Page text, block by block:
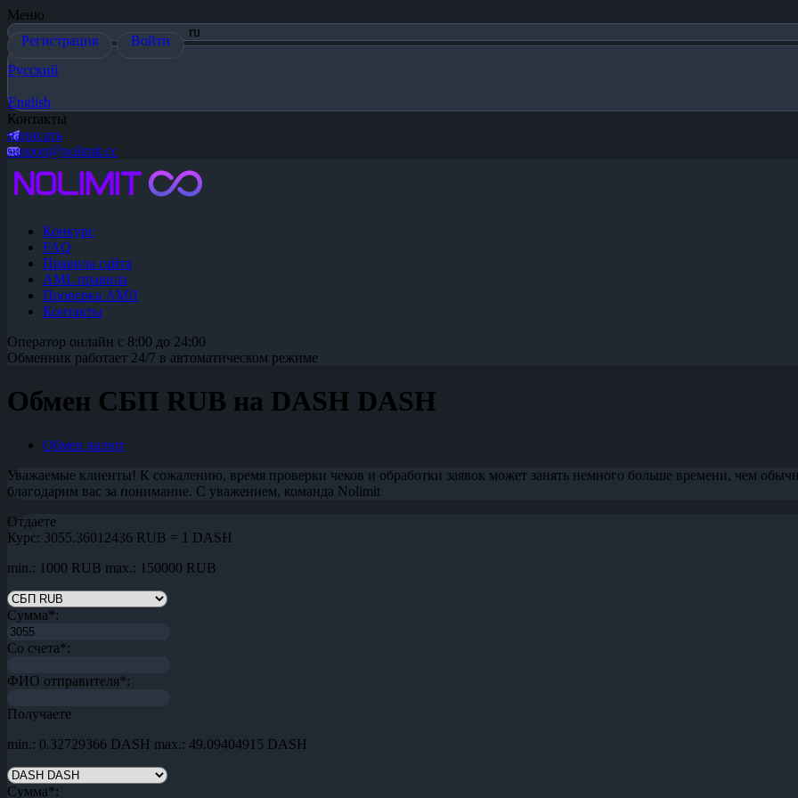
Меню
Регистрация
Войти
ru
Русский
English
Контакты
написать
support@nolimit.cc
Конкурс
FAQ
Правила сайта
AML правила
Проверка АМЛ
Контакты
Оператор онлайн с 8:00 до 24:00
Обменник работает 24/7 в автоматическом режиме
Обмен СБП RUB на DASH DASH
Обмен валют
Уважаемые клиенты! К сожалению, время проверки чеков и обработки заявок может занять немного больше времени, чем
благодарим вас за понимание. С уважением, команда Nolimit
Отдаете
Курс: 3055.36012436 RUB = 1 DASH
min.: 1000 RUB max.: 150000 RUB
Сумма*:
Со счета*:
ФИО отправителя*:
Получаете
min.: 0.32729366 DASH max.: 49.09404915 DASH
Сумма*: